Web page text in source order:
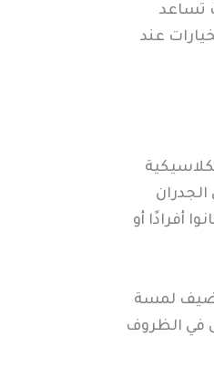
تساعد
عند
أفرادًا أو
تضيف لمسة
في الظروف